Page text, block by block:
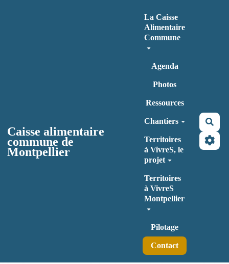
Caisse alimentaire
commune de
Montpellier
La Caisse
Alimentaire
Commune
Agenda
Photos
Ressources
Chantiers
Territoires
à VivreS, le
projet
Territoires
à VivreS
Montpellier
Pilotage
Contact